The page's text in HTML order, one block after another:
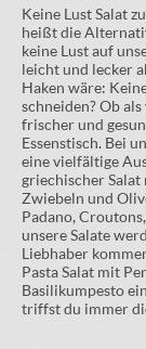
Keine Lust Salat
heißt die
keine Lust auf
leicht und lecker
Haken wäre:
schneiden? Ob
frischer und
Essenstisch. Bei
eine vielfältige
griechischer
Zwiebeln und
Padano,
unsere Salate
Liebhaber
Pasta Salat mit
Basilikumpesto
triffst du immer